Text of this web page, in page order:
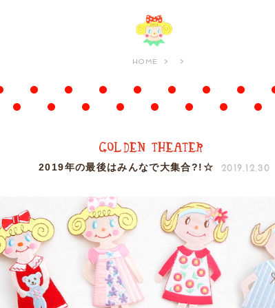
HOME
2019年の最後はみんなで大集合?!☆ 2019.12.30